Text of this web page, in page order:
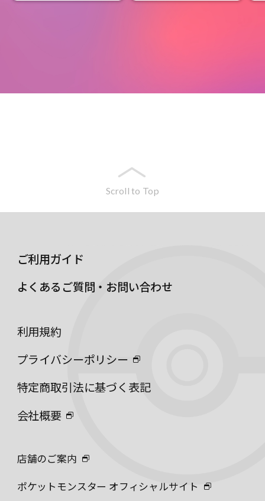
Scroll to Top
ご利用ガイド
よくあるご質問・お問い合わせ
利用規約
プライバシーポリシー
特定商取引法に基づく表記
会社概要
店舗のご案内
ポケットモンスター オフィシャルサイト